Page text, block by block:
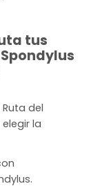
tus
del
la